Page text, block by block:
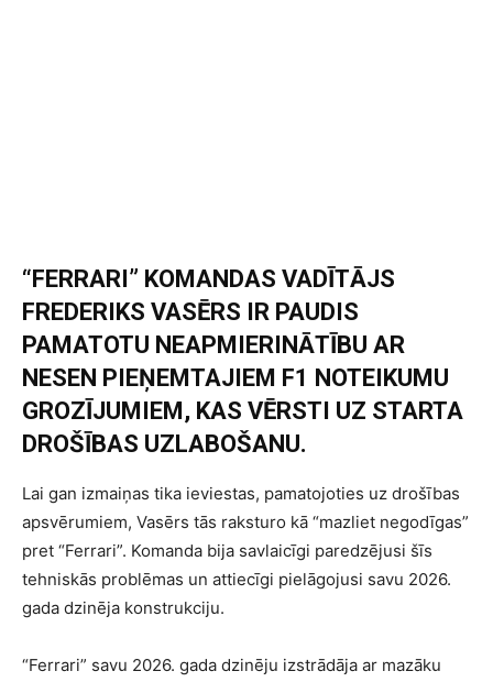
“FERRARI” KOMANDAS VADĪTĀJS
FREDERIKS VASĒRS IR PAUDIS
PAMATOTU NEAPMIERINĀTĪBU AR
NESEN PIEŅEMTAJIEM F1 NOTEIKUMU
GROZĪJUMIEM, KAS VĒRSTI UZ STARTA
DROŠĪBAS UZLABOŠANU.
Lai gan izmaiņas tika ieviestas, pamatojoties uz drošības
apsvērumiem, Vasērs tās raksturo kā “mazliet negodīgas”
pret “Ferrari”. Komanda bija savlaicīgi paredzējusi šīs
tehniskās problēmas un attiecīgi pielāgojusi savu 2026.
gada dzinēja konstrukciju.
“Ferrari” savu 2026. gada dzinēju izstrādāja ar mazāku